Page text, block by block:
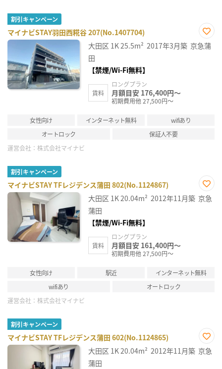
割引キャンペーン
マイナビSTAY羽田西糀谷 207(No.1407704)
お気
に入
大田区 1K25.5m² 2017年3月築 京急蒲
田
【禁煙/Wi-Fi無料】
賃料
ロングプラン
月額目安 176,400円～
初期費用他 27,500円～
女性向け インターネット無料
wifiあり
オートロック
保証人不要
運営会社： 株式会社マイナビ
割引キャンペーン
マイナビSTAY TFレジデンス蒲田 802(No.1124867)
お気
に入
大田区 1K20.04m² 2012年11月築 京急
蒲田
【禁煙/Wi-Fi無料】
賃料
ロングプラン
月額目安 161,400円～
初期費用他 27,500円～
女性向け 駅近
インターネット無料
wifiあり
オートロック
運営会社： 株式会社マイナビ
割引キャンペーン
マイナビSTAY TFレジデンス蒲田 602(No.1124865)
お気
に入
大田区 1K20.04m² 2012年11月築 京急
蒲田